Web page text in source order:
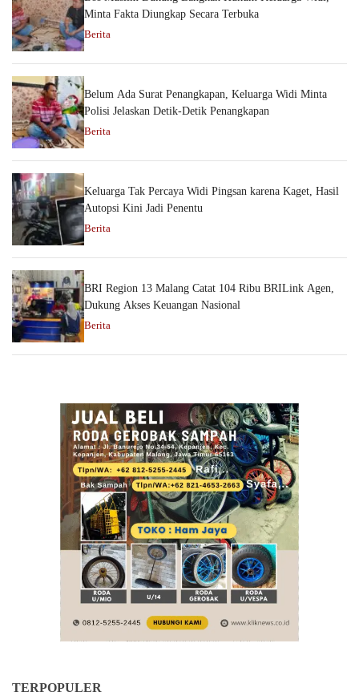
Minta Fakta Diungkap Secara Terbuka
Berita
Belum Ada Surat Penangkapan, Keluarga Widi Minta
Polisi Jelaskan Detik-Detik Penangkapan
Berita
Keluarga Tak Percaya Widi Pingsan karena Kaget, Hasil
Autopsi Kini Jadi Penentu
Berita
BRI Region 13 Malang Catat 104 Ribu BRILink Agen,
Dukung Akses Keuangan Nasional
Berita
TERPOPULER